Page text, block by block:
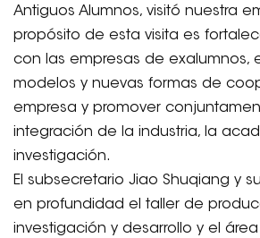
Antiguos Alumnos, visitó nuestra
propósito de esta visita es
con las empresas de exalumnos,
modelos y nuevas formas de
empresa y promover
integración de la industria, la
investigación.
El subsecretario Jiao Shuqiang y
en profundidad el taller de
investigación y desarrollo y el